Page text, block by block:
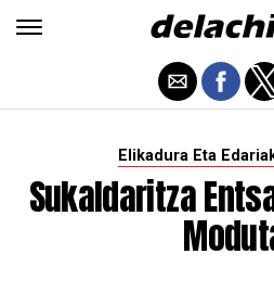
Elikadura Eta
Sukaldaritza